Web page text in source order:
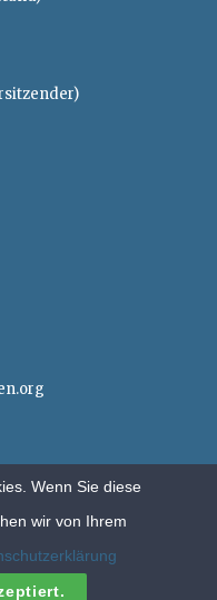
. All Rights Reserved.
Themes
Wenn Sie diese
wir von Ihrem